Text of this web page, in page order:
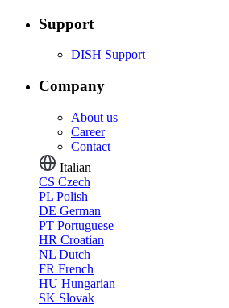
Support
DISH Support
Company
About us
Career
Contact
Italian
CS Czech
PL Polish
DE German
PT Portuguese
HR Croatian
NL Dutch
FR French
HU Hungarian
SK Slovak